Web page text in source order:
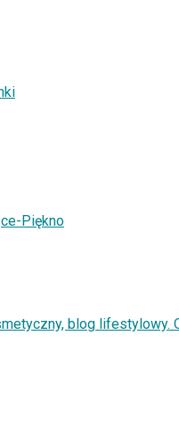
Piękno
blog lifestylowy.